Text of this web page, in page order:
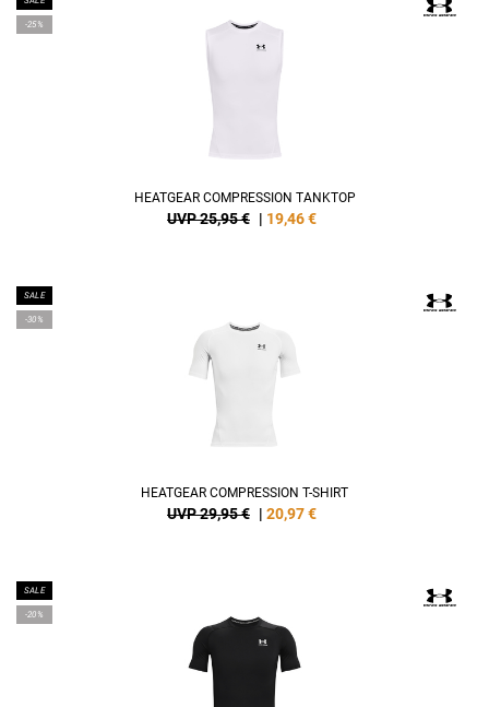
-25%
HEATGEAR COMPRESSION TANKTOP
UVP 25,95 € | 19,46€
SALE
-30%
HEATGEAR COMPRESSION T-SHIRT
UVP 29,95 € | 20,97€
SALE
-20%